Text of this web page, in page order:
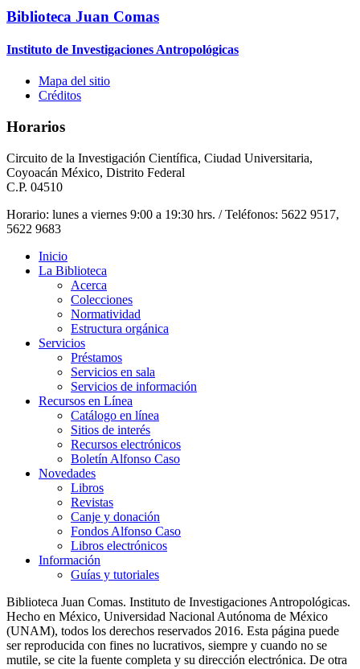
Biblioteca Juan Comas
Instituto de Investigaciones Antropológicas
Mapa del sitio
Créditos
Horarios
Circuito de la Investigación Científica, Ciudad Universitaria,
Coyoacán México, Distrito Federal
C.P. 04510
Horario: lunes a viernes 9:00 a 19:30 hrs. / Teléfonos: 5622 9517,
5622 9683
Inicio
La Biblioteca
Acerca
Colecciones
Normatividad
Estructura orgánica
Servicios
Préstamos
Servicios en sala
Servicios de información
Recursos en Línea
Catálogo en línea
Sitios de interés
Recursos electrónicos
Boletín Alfonso Caso
Novedades
Libros
Revistas
Canje y donación
Fondos Alfonso Caso
Libros electrónicos
Información
Guías y tutoriales
Biblioteca Juan Comas. Instituto de Investigaciones Antropológicas.
Hecho en México, Universidad Nacional Autónoma de México
(UNAM), todos los derechos reservados 2016. Esta página puede
ser reproducida con fines no lucrativos, siempre y cuando no se
mutile, se cite la fuente completa y su dirección electrónica. De otra